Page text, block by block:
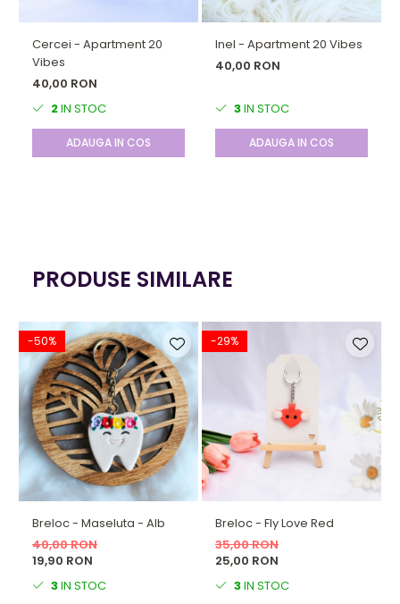
Cercei - Apartment 20
Vibes
40,00 RON
2IN STOC
ADAUGA IN COS
Inel - Apartment 20 Vibes
40,00 RON
3IN STOC
ADAUGA IN COS
PRODUSE SIMILARE
-50%
Breloc - Maseluta - Alb
40,00 RON
19,90 RON
3IN STOC
-29%
Breloc - Fly Love Red
35,00 RON
25,00 RON
3IN STOC